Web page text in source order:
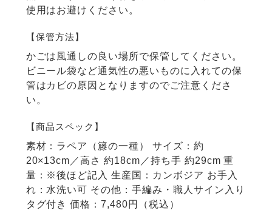
使用はお避けください。
【保管方法】
かごは風通しの良い場所で保管してください。
ビニール袋など通気性の悪いものに入れての保
管はカビの原因となりますのでご注意くださ
い。
【商品スペック】
素材：ラペア（籐の一種）
サイズ：約
20×13cm／高さ 約18cm／持ち手 約29cm 重
量：※後ほど記入 生産国：カンボジア お手入
れ：水洗い可 その他：手編み・職人サイン入り
タグ付き 価格：7,480円（税込）